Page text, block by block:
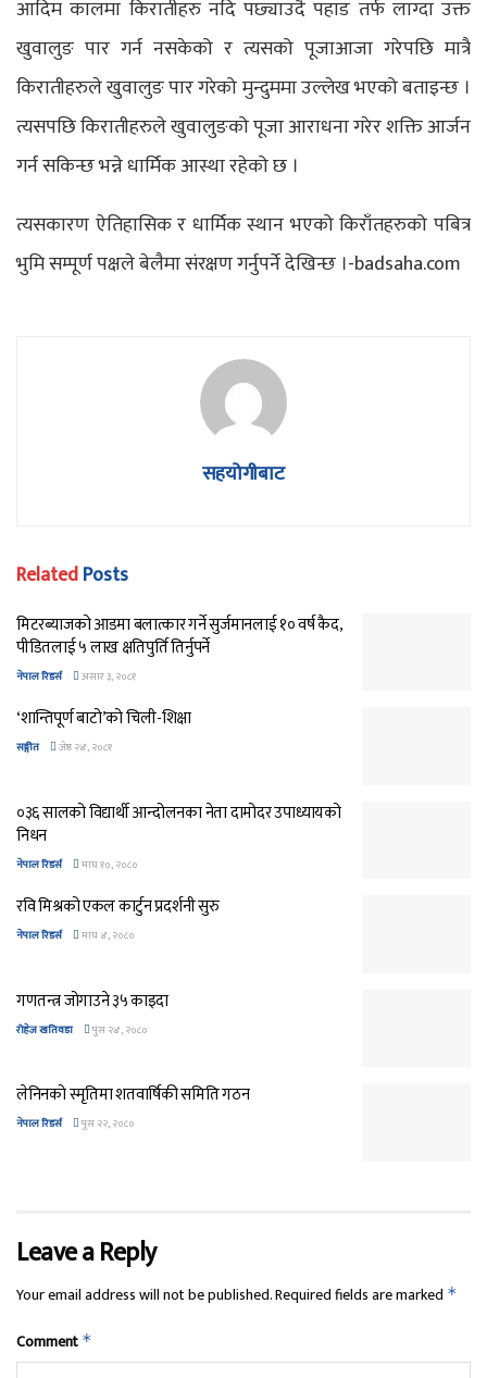
आदिम कालमा किरातीहरु नदि पछ्याउदै पहाड तर्फ लाग्दा उक्त
खुवालुङ पार गर्न नसकेको र त्यसको पूजाआजा गरेपछि मात्रै
किरातीहरुले खुवालुङ पार गरेको मुन्दुममा उल्लेख भएको बताइन्छ ।
त्यसपछि किरातीहरुले खुवालुङको पूजा आराधना गरेर शक्ति आर्जन
गर्न सकिन्छ भन्ने धार्मिक आस्था रहेको छ ।
त्यसकारण ऐतिहासिक र धार्मिक स्थान भएको किराँतहरुको पबित्र
भुमि सम्पूर्ण पक्षले बेलैमा संरक्षण गर्नुपर्ने देखिन्छ ।-badsaha.com
सहयोगीबाट
RelatedPosts
मिटरब्याजको आडमा बलात्कार गर्ने सुर्जमानलाई १० वर्ष कैद,
पीडितलाई ५ लाख क्षतिपुर्ति तिर्नुपर्ने
नेपाल रिडर्स असार ३, २०८१
‘शान्तिपूर्ण बाटो’को चिली-शिक्षा
सङ्गीत जेष्ठ २४, २०८१
०३६ सालको विद्यार्थी आन्दोलनका नेता दामोदर उपाध्यायको
निधन
नेपाल रिडर्स माघ १०, २०८०
रवि मिश्रको एकल कार्टुन प्रदर्शनी सुरु
नेपाल रिडर्स माघ ४, २०८०
गणतन्त्र जोगाउने ३५ काइदा
रोहेज खतिवडा पुस २४, २०८०
लेनिनको स्मृतिमा शतवार्षिकी समिति गठन
नेपाल रिडर्स पुस २२, २०८०
Leave a Reply
Your email address will not be published.Required fields are marked *
Comment *